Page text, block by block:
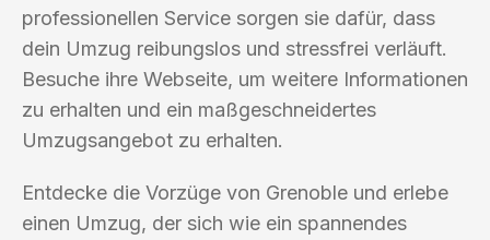
professionellen Service sorgen sie dafür, dass
dein Umzug reibungslos und stressfrei verläuft.
Besuche ihre Webseite, um weitere Informationen
zu erhalten und ein maßgeschneidertes
Umzugsangebot zu erhalten.
Entdecke die Vorzüge von Grenoble und erlebe
einen Umzug, der sich wie ein spannendes